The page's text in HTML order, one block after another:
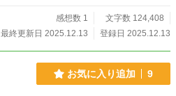
感想数 1
文字数 124,408
最終更新日 2025.12.13
登録日 2025.12.13
お気に入り追加 9